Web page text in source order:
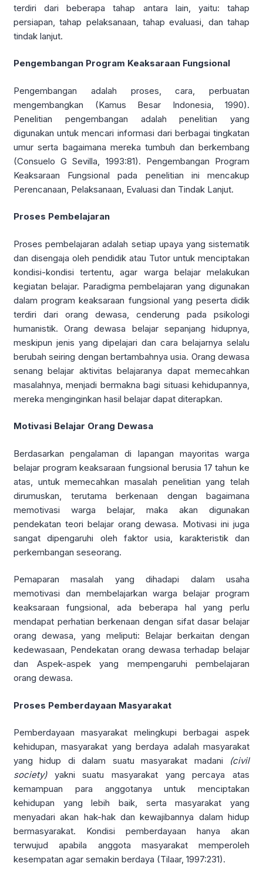
terdiri dari beberapa tahap antara lain, yaitu: tahap
persiapan, tahap pelaksanaan, tahap evaluasi, dan tahap
tindak lanjut.
Pengembangan Program Keaksaraan Fungsional
Pengembangan adalah proses, cara, perbuatan
mengembangkan (Kamus Besar Indonesia, 1990).
Penelitian pengembangan adalah penelitian yang
digunakan untuk mencari informasi dari berbagai tingkatan
umur serta bagaimana mereka tumbuh dan berkembang
(Consuelo G Sevilla, 1993:81). Pengembangan Program
Keaksaraan Fungsional pada penelitian ini mencakup
Perencanaan, Pelaksanaan, Evaluasi dan Tindak Lanjut.
Proses Pembelajaran
Proses pembelajaran adalah setiap upaya yang sistematik
dan disengaja oleh pendidik atau Tutor untuk menciptakan
kondisi-kondisi tertentu, agar warga belajar melakukan
kegiatan belajar. Paradigma pembelajaran yang digunakan
dalam program keaksaraan fungsional yang peserta didik
terdiri dari orang dewasa, cenderung pada psikologi
humanistik. Orang dewasa belajar sepanjang hidupnya,
meskipun jenis yang dipelajari dan cara belajarnya selalu
berubah seiring dengan bertambahnya usia. Orang dewasa
senang belajar aktivitas belajaranya dapat memecahkan
masalahnya, menjadi bermakna bagi situasi kehidupannya,
mereka menginginkan hasil belajar dapat diterapkan.
Motivasi Belajar Orang Dewasa
Berdasarkan pengalaman di lapangan mayoritas warga
belajar program keaksaraan fungsional berusia 17 tahun ke
atas, untuk memecahkan masalah penelitian yang telah
dirumuskan, terutama berkenaan dengan bagaimana
memotivasi warga belajar, maka akan digunakan
pendekatan teori belajar orang dewasa. Motivasi ini juga
sangat dipengaruhi oleh faktor usia, karakteristik dan
perkembangan seseorang.
Pemaparan masalah yang dihadapi dalam usaha
memotivasi dan membelajarkan warga belajar program
keaksaraan fungsional, ada beberapa hal yang perlu
mendapat perhatian berkenaan dengan sifat dasar belajar
orang dewasa, yang meliputi: Belajar berkaitan dengan
kedewasaan, Pendekatan orang dewasa terhadap belajar
dan Aspek-aspek yang mempengaruhi pembelajaran
orang dewasa.
Proses Pemberdayaan Masyarakat
Pemberdayaan masyarakat melingkupi berbagai aspek
kehidupan, masyarakat yang berdaya adalah masyarakat
yang hidup di dalam suatu masyarakat madani
(civil
society)yakni suatu masyarakat yang percaya atas
kemampuan para anggotanya untuk menciptakan
kehidupan yang lebih baik, serta masyarakat yang
menyadari akan hak-hak dan kewajibannya dalam hidup
bermasyarakat. Kondisi pemberdayaan hanya akan
terwujud apabila anggota masyarakat memperoleh
kesempatan agar semakin berdaya (Tilaar, 1997:231).